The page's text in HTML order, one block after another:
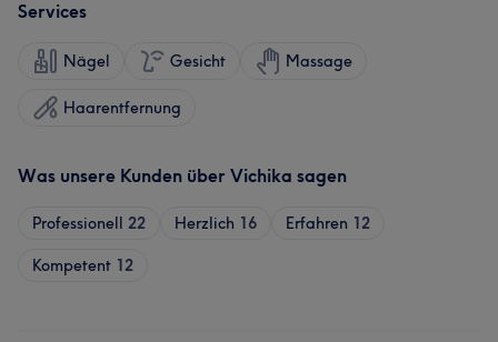
Services
Nägel Gesicht Massage
Haarentfernung
Was unsere Kunden über Vichika sagen
Professionell 22 Herzlich 16 Erfahren 12
Kompetent 12